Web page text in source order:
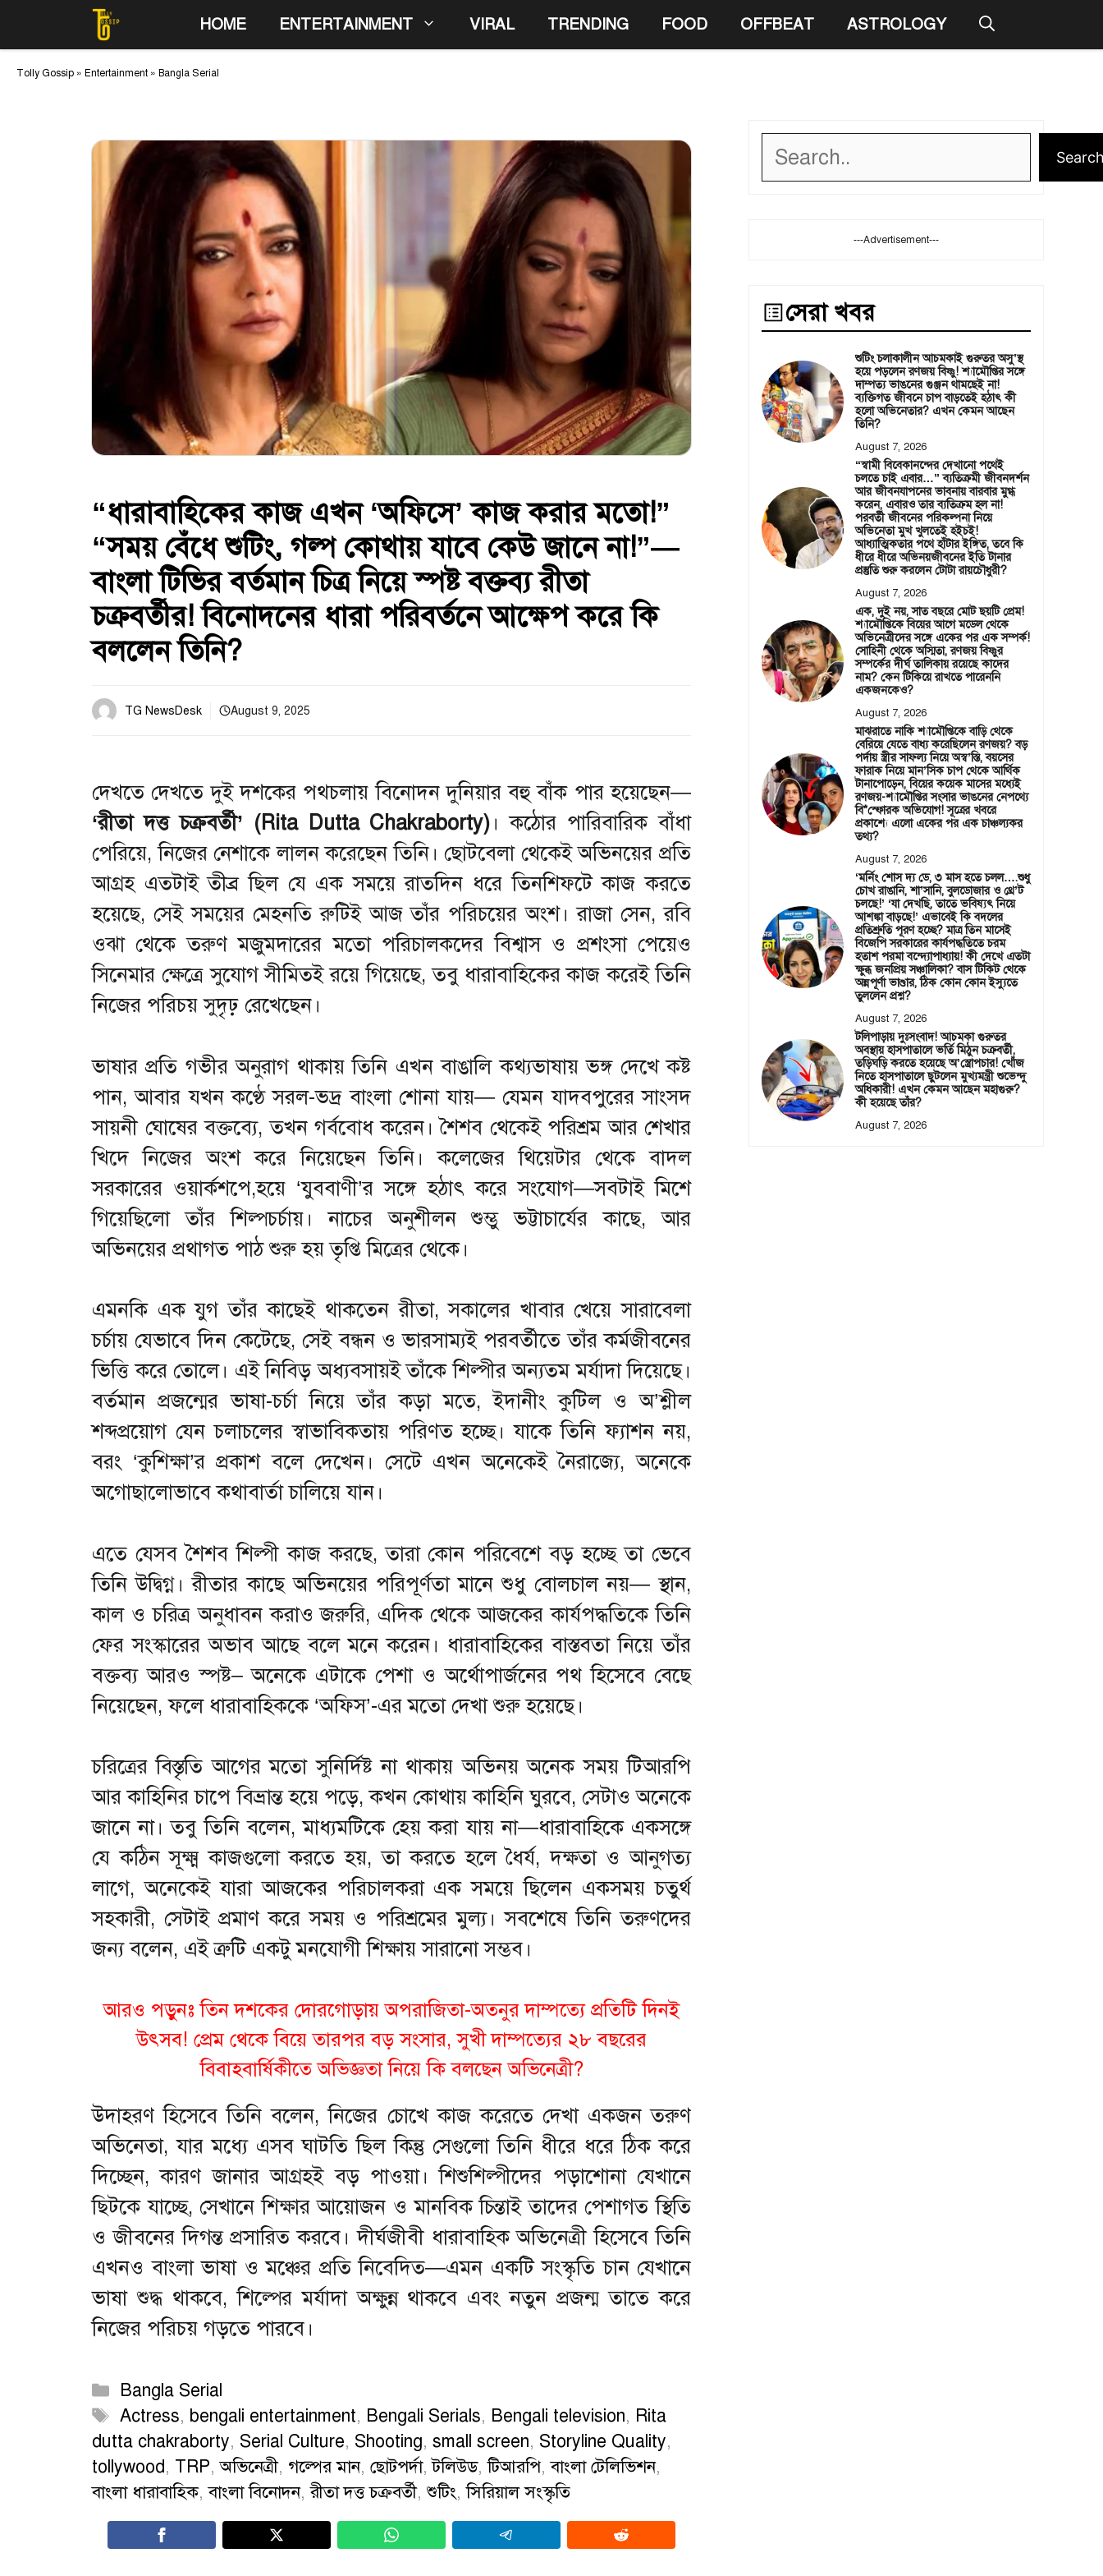
to
content
HOME ENTERTAINMENT VIRAL TRENDING FOOD OFFBEAT ASTROLOGY
Tolly Gossip » Entertainment » Bangla Serial
“ধারাবাহিকের কাজ এখন ‘অফিসে’ কাজ করার মতো!”
“সময় বেঁধে শুটিং, গল্প কোথায় যাবে কেউ জানে না!”—
বাংলা টিভির বর্তমান চিত্র নিয়ে স্পষ্ট বক্তব্য রীতা
চক্রবর্তীর! বিনোদনের ধারা পরিবর্তনে আক্ষেপ করে কি
বললেন তিনি?
TG NewsDesk August 9, 2025
দেখতে দেখতে দুই দশকের পথচলায় বিনোদন দুনিয়ার বহু বাঁক পার হয়েছেন—
‘রীতা দত্ত চক্রবর্তী’ (Rita Dutta Chakraborty)। কঠোর পারিবারিক বাঁধা
পেরিয়ে, নিজের নেশাকে লালন করেছেন তিনি। ছোটবেলা থেকেই অভিনয়ের প্রতি
আগ্রহ এতটাই তীব্র ছিল যে এক সময়ে রাতদিন ধরে তিনশিফটে কাজ করতে
হয়েছে, সেই সময়ের মেহনতি রুটিই আজ তাঁর পরিচয়ের অংশ। রাজা সেন, রবি
ওঝা থেকে তরুণ মজুমদারের মতো পরিচালকদের বিশ্বাস ও প্রশংসা পেয়েও
সিনেমার ক্ষেত্রে সুযোগ সীমিতই রয়ে গিয়েছে, তবু ধারাবাহিকের কাজ করেই তিনি
নিজের পরিচয় সুদৃঢ় রেখেছেন।
ভাষার প্রতি গভীর অনুরাগ থাকায় তিনি এখন বাঙালি কথ্যভাষায় ভঙ্গ দেখে কষ্ট
পান, আবার যখন কণ্ঠে সরল-ভদ্র বাংলা শোনা যায়— যেমন যাদবপুরের সাংসদ
সায়নী ঘোষের বক্তব্যে, তখন গর্ববোধ করেন। শৈশব থেকেই পরিশ্রম আর শেখার
খিদে নিজের অংশ করে নিয়েছেন তিনি। কলেজের থিয়েটার থেকে বাদল
সরকারের ওয়ার্কশপে,হয়ে ‘যুববাণী’র সঙ্গে হঠাৎ করে সংযোগ—সবটাই মিশে
গিয়েছিলো তাঁর শিল্পচর্চায়। নাচের অনুশীলন শুম্ভু ভট্টাচার্যের কাছে, আর
অভিনয়ের প্রথাগত পাঠ শুরু হয় তৃপ্তি মিত্রের থেকে।
এমনকি এক যুগ তাঁর কাছেই থাকতেন রীতা, সকালের খাবার খেয়ে সারাবেলা
চর্চায় যেভাবে দিন কেটেছে, সেই বন্ধন ও ভারসাম্যই পরবর্তীতে তাঁর কর্মজীবনের
ভিত্তি করে তোলে। এই নিবিড় অধ্যবসায়ই তাঁকে শিল্পীর অন্যতম মর্যাদা দিয়েছে।
বর্তমান প্রজন্মের ভাষা-চর্চা নিয়ে তাঁর কড়া মতে, ইদানীং কুটিল ও অ’শ্লীল
শব্দপ্রয়োগ যেন চলাচলের স্বাভাবিকতায় পরিণত হচ্ছে। যাকে তিনি ফ্যাশন নয়,
বরং ‘কুশিক্ষা’র প্রকাশ বলে দেখেন। সেটে এখন অনেকেই নৈরাজ্যে, অনেকে
অগোছালোভাবে কথাবার্তা চালিয়ে যান।
এতে যেসব শৈশব শিল্পী কাজ করছে, তারা কোন পরিবেশে বড় হচ্ছে তা ভেবে
তিনি উদ্বিগ্ন। রীতার কাছে অভিনয়ের পরিপূর্ণতা মানে শুধু বোলচাল নয়— স্থান,
কাল ও চরিত্র অনুধাবন করাও জরুরি, এদিক থেকে আজকের কার্যপদ্ধতিকে তিনি
ফের সংস্কারের অভাব আছে বলে মনে করেন। ধারাবাহিকের বাস্তবতা নিয়ে তাঁর
বক্তব্য আরও স্পষ্ট– অনেকে এটাকে পেশা ও অর্থোপার্জনের পথ হিসেবে বেছে
নিয়েছেন, ফলে ধারাবাহিককে ‘অফিস’-এর মতো দেখা শুরু হয়েছে।
চরিত্রের বিস্তৃতি আগের মতো সুনির্দিষ্ট না থাকায় অভিনয় অনেক সময় টিআরপি
আর কাহিনির চাপে বিভ্রান্ত হয়ে পড়ে, কখন কোথায় কাহিনি ঘুরবে, সেটাও অনেকে
জানে না। তবু তিনি বলেন, মাধ্যমটিকে হেয় করা যায় না—ধারাবাহিকে একসঙ্গে
যে কঠিন সূক্ষ্ম কাজগুলো করতে হয়, তা করতে হলে ধৈর্য, দক্ষতা ও আনুগত্য
লাগে, অনেকেই যারা আজকের পরিচালকরা এক সময়ে ছিলেন একসময় চতুর্থ
সহকারী, সেটাই প্রমাণ করে সময় ও পরিশ্রমের মুল্য। সবশেষে তিনি তরুণদের
জন্য বলেন, এই ত্রুটি একটু মনযোগী শিক্ষায় সারানো সম্ভব।
আরও পড়ুনঃ তিন দশকের দোরগোড়ায় অপরাজিতা-অতনুর দাম্পত্যে প্রতিটি দিনই
উৎসব! প্রেম থেকে বিয়ে তারপর বড় সংসার, সুখী দাম্পত্যের ২৮ বছরের
বিবাহবার্ষিকীতে অভিজ্ঞতা নিয়ে কি বলছেন অভিনেত্রী?
উদাহরণ হিসেবে তিনি বলেন, নিজের চোখে কাজ করেতে দেখা একজন তরুণ
অভিনেতা, যার মধ্যে এসব ঘাটতি ছিল কিন্তু সেগুলো তিনি ধীরে ধরে ঠিক করে
দিচ্ছেন, কারণ জানার আগ্রহই বড় পাওয়া। শিশুশিল্পীদের পড়াশোনা যেখানে
ছিটকে যাচ্ছে, সেখানে শিক্ষার আয়োজন ও মানবিক চিন্তাই তাদের পেশাগত স্থিতি
ও জীবনের দিগন্ত প্রসারিত করবে। দীর্ঘজীবী ধারাবাহিক অভিনেত্রী হিসেবে তিনি
এখনও বাংলা ভাষা ও মঞ্চের প্রতি নিবেদিত—এমন একটি সংস্কৃতি চান যেখানে
ভাষা শুদ্ধ থাকবে, শিল্পের মর্যাদা অক্ষুন্ন থাকবে এবং নতুন প্রজন্ম তাতে করে
নিজের পরিচয় গড়তে পারবে।
Categories
Bangla Serial
Tags
Actress, bengali entertainment, Bengali Serials, Bengali television, Rita
dutta chakraborty, Serial Culture, Shooting, small screen, Storyline Quality,
tollywood, TRP,অভিনেত্রী, গল্পের মান, ছোটপর্দা,টলিউড,টিআরপি,বাংলা টেলিভিশন,
বাংলা ধারাবাহিক,বাংলা বিনোদন,রীতা দত্ত চক্রবর্তী, শুটিং,সিরিয়াল সংস্কৃতি
Search
---Advertisement---
সেরা খবর
শুটিং চলাকালীন আচমকাই গুরুতর অসু’স্থ
হয়ে পড়লেন রণজয় বিষ্ণু! শ্যামৌপ্তির সঙ্গে
দাম্পত্য ভাঙনের গুঞ্জন থামছেই না!
ব্যক্তিগত জীবনে চাপ বাড়তেই হঠাৎ কী
হলো অভিনেতার? এখন কেমন আছেন
তিনি?
August 7, 2026
“স্বামী বিবেকানন্দের দেখানো পথেই
চলতে চাই এবার…” ব্যতিক্রমী জীবনদর্শন
আর জীবনযাপনের ভাবনায় বারবার মুগ্ধ
করেন, এবারও তার ব্যতিক্রম হল না!
পরবর্তী জীবনের পরিকল্পনা নিয়ে
অভিনেতা মুখ খুলতেই হইচই!
আধ্যাত্মিকতার পথে হাঁটার ইঙ্গিত, তবে কি
ধীরে ধীরে অভিনয়জীবনের ইতি টানার
প্রস্তুতি শুরু করলেন টোটা রায়চৌধুরী?
August 7, 2026
এক, দুই নয়, সাত বছরে মোট ছয়টি প্রেম!
শ্যামৌপ্তিকে বিয়ের আগে মডেল থেকে
অভিনেত্রীদের সঙ্গে একের পর এক সম্পর্ক!
সোহিনী থেকে অস্মিতা, রণজয় বিষ্ণুর
সম্পর্কের দীর্ঘ তালিকায় রয়েছে কাদের
নাম? কেন টিকিয়ে রাখতে পারেননি
একজনকেও?
August 7, 2026
মাঝরাতে নাকি শ্যামৌপ্তিকে বাড়ি থেকে
বেরিয়ে যেতে বাধ্য করেছিলেন রণজয়? বড়
পর্দায় স্ত্রীর সাফল্য নিয়ে অস্ব’স্তি, বয়সের
ফারাক নিয়ে মান’সিক চাপ থেকে আর্থিক
টানাপোড়েন, বিয়ের কয়েক মাসের মধ্যেই
রণজয়-শ্যামৌপ্তির সংসার ভাঙনের নেপথ্যে
বি*স্ফোরক অভিযোগ! সূত্রের খবরে
প্রকাশ্যে এলো একের পর এক চাঞ্চল্যকর
তথ্য?
August 7, 2026
‘মর্নিং শোস দ্য ডে, ৩ মাস হতে চলল….শুধু
চোখ রাঙানি, শা’সানি, বুলডোজার ও থ্রে’ট
চলছে!’ ‘যা দেখছি, তাতে ভবিষ্যৎ নিয়ে
আশঙ্কা বাড়ছে!’ এভাবেই কি বদলের
প্রতিশ্রুতি পূরণ হচ্ছে? মাত্র তিন মাসেই
বিজেপি সরকারের কার্যপদ্ধতিতে চরম
হতাশ পরমা বন্দ্যোপাধ্যায়! কী দেখে এতটা
ক্ষুব্ধ জনপ্রিয় সঞ্চালিকা? বাস টিকিট থেকে
অন্নপূর্ণা ভাণ্ডার, ঠিক কোন কোন ইস্যুতে
তুললেন প্রশ্ন?
August 7, 2026
টলিপাড়ায় দুঃসংবাদ! আচমকা গুরুতর
অবস্থায় হাসপাতালে ভর্তি মিঠুন চক্রবর্তী,
তড়িঘড়ি করতে হয়েছে অ’স্ত্রোপচার! খোঁজ
নিতে হাসপাতালে ছুটলেন মুখ্যমন্ত্রী শুভেন্দু
অধিকারী! এখন কেমন আছেন মহাগুরু?
কী হয়েছে তাঁর?
August 7, 2026